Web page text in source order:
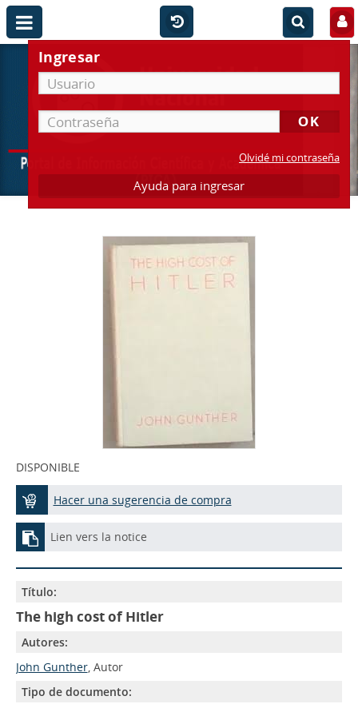
Ingresar
Olvidé mi contraseña
Ayuda para ingresar
DISPONIBLE
Hacer una sugerencia de compra
Lien vers la notice
Título:
The high cost of Hitler
Autores:
John Gunther, Autor
Tipo de documento: